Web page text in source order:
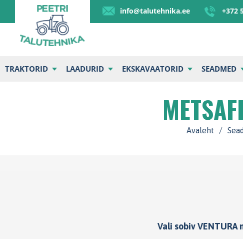
info@talutehnika.ee +372
TRAKTORID LAADURID EKSKAVAATORID SEADMED
Avaleht /
Vali sobiv